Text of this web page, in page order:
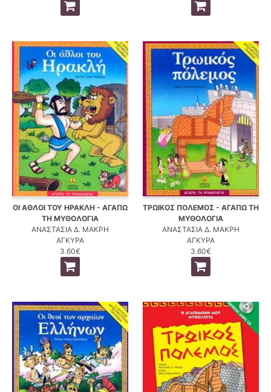
ΟΙ ΑΘΛΟΙ ΤΟΥ ΗΡΑΚΛΗ - ΑΓΑΠΩ
ΤΗ ΜΥΘΟΛΟΓΙΑ
ΑΝΑΣΤΑΣΙΑ Δ. ΜΑΚΡΗ
ΑΓΚΥΡΑ
3.60€
ΤΡΩΙΚΟΣ ΠΟΛΕΜΟΣ - ΑΓΑΠΩ ΤΗ
ΜΥΘΟΛΟΓΙΑ
ΑΝΑΣΤΑΣΙΑ Δ. ΜΑΚΡΗ
ΑΓΚΥΡΑ
3.60€